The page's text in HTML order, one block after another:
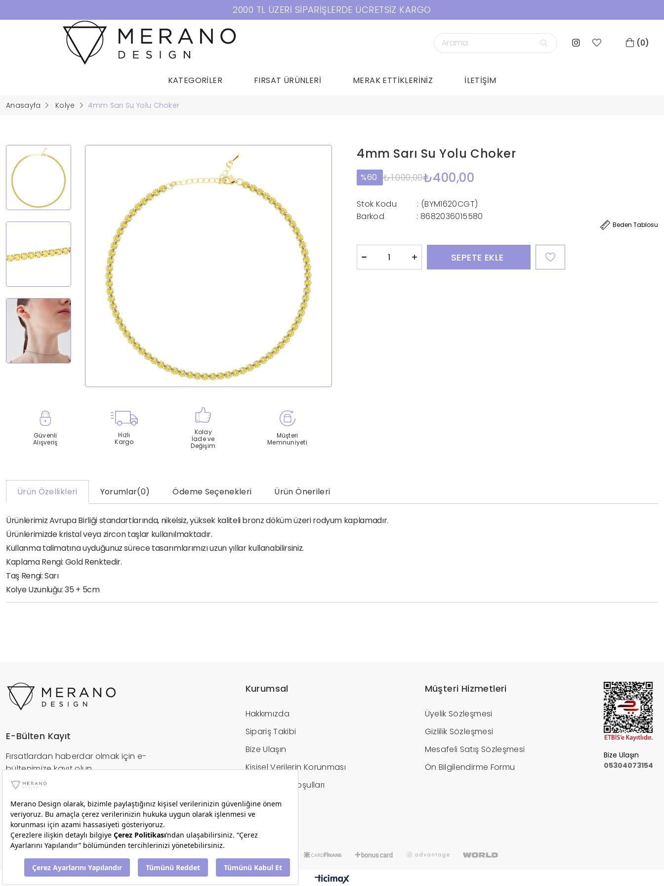
2000 TL ÜZERİ SİPARİŞLERDE ÜCRETSİZ KARGO
0
KATEGORİLER FIRSAT ÜRÜNLERİ MERAK ETTİKLERİNİZ İLETİŞİM
Anasayfa Kolye 4mm Sarı Su Yolu Choker
Güvenli
Alışveriş
Hızlı
Kargo
Kolay
İade ve
Değişim
Müşteri
Memnuniyeti
4mm Sarı Su Yolu Choker
60 ₺1.000,00₺400,00
Beden Tablosu
Stok Kodu
(BYM1620CGT)
Barkod
: 8682036015580
Ürün Özellikleri Yorumlar(0) Ödeme Seçenekleri Ürün Önerileri
Ürünlerimiz Avrupa Birliği standartlarında, nikelsiz, yüksek kaliteli bronz döküm üzeri rodyum kaplamadır.
Ürünlerimizde kristal veya zircon taşlar kullanılmaktadır.
Kullanma talimatına uyduğunuz sürece tasarımlarımızı uzun yıllar kullanabilirsiniz.
Kaplama Rengi: Gold Renktedir.
Taş Rengi: Sarı
Kolye Uzunluğu: 35 + 5cm
E-Bülten Kayıt
Fırsatlardan haberdar olmak için e-
bültenimize kayıt olun.
Kurumsal
Hakkımızda
Sipariş Takibi
Bize Ulaşın
Kişisel Verilerin Korunması
İptal / İade Koşulları
Hesap Bilgileri
Müşteri Hizmetleri
Üyelik Sözleşmesi
Gizlilik Sözleşmesi
Mesafeli Satış Sözleşmesi
Ön Bilgilendirme Formu
Bize Ulaşın
05304073154